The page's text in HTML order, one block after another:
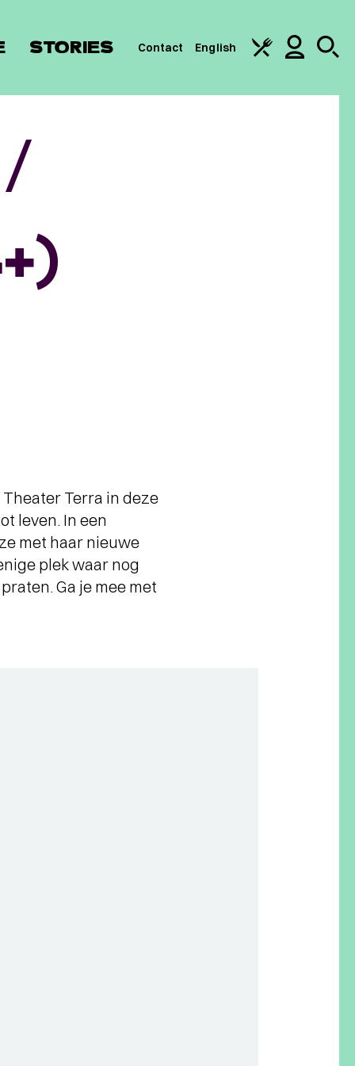
STORIES Contact English
Theater Terra in deze
leven. In een
met haar nieuwe
plek waar nog
Ga je mee met